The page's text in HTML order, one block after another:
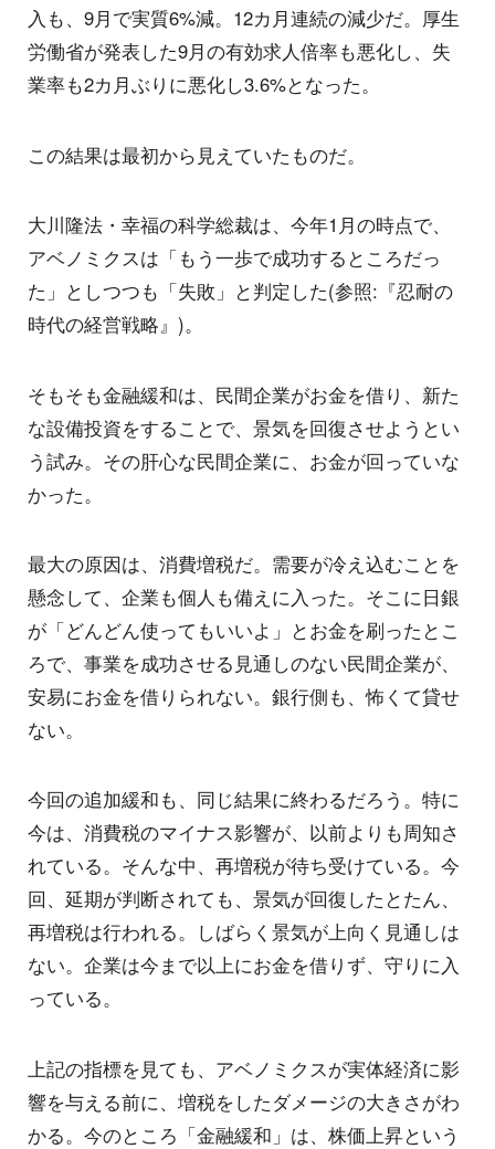
入も、9月で実質6%減。12カ月連続の減少だ。厚生
労働省が発表した9月の有効求人倍率も悪化し、失
業率も2カ月ぶりに悪化し3.6%となった。
この結果は最初から見えていたものだ。
大川隆法・幸福の科学総裁は、今年1月の時点で、
アベノミクスは「もう一歩で成功するところだっ
た」としつつも「失敗」と判定した(参照:『忍耐の
時代の経営戦略』)。
そもそも金融緩和は、民間企業がお金を借り、新た
な設備投資をすることで、景気を回復させようとい
う試み。その肝心な民間企業に、お金が回っていな
かった。
最大の原因は、消費増税だ。需要が冷え込むことを
懸念して、企業も個人も備えに入った。そこに日銀
が「どんどん使ってもいいよ」とお金を刷ったとこ
ろで、事業を成功させる見通しのない民間企業が、
安易にお金を借りられない。銀行側も、怖くて貸せ
ない。
今回の追加緩和も、同じ結果に終わるだろう。特に
今は、消費税のマイナス影響が、以前よりも周知さ
れている。そんな中、再増税が待ち受けている。今
回、延期が判断されても、景気が回復したとたん、
再増税は行われる。しばらく景気が上向く見通しは
ない。企業は今まで以上にお金を借りず、守りに入
っている。
上記の指標を見ても、アベノミクスが実体経済に影
響を与える前に、増税をしたダメージの大きさがわ
かる。今のところ「金融緩和」は、株価上昇という